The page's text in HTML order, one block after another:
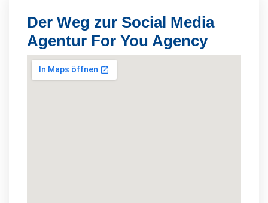
Der Weg zur Social Media
Agentur For You Agency